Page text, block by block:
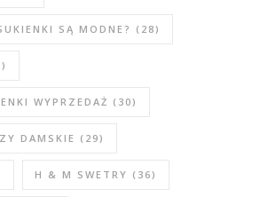
SĄ MODNE? (28)
WYPRZEDAŻ (30)
DAMSKIE (29)
H & M SWETRY (36)